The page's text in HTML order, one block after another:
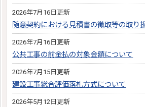
2026年7月16日更新
随意契約における見積書の徴取等の取り
2026年7月16日更新
公共工事の前金払の対象金額について
2026年7月15日更新
建設工事総合評価落札方式について
2026年5月12日更新